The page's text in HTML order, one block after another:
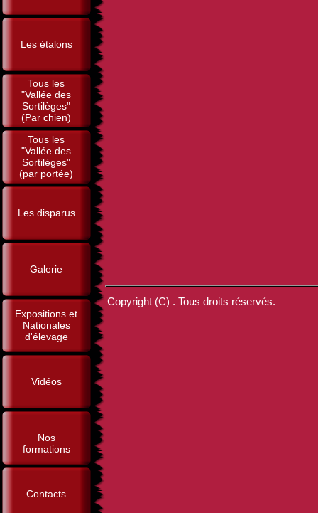
Les étalons
Tous les
"Vallée des
Sortilèges"
(Par chien)
Tous les
"Vallée des
Sortilèges"
(par portée)
Les disparus
Galerie
Expositions et
Nationales
d'élevage
Vidéos
Nos
formations
Contacts
Copyright (C) . Tous droits réservés.